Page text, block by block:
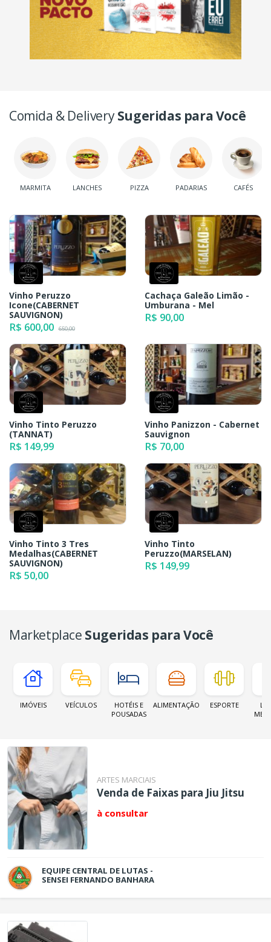
Comida & DeliverySugeridas para Você
MARMITA LANCHES PIZZA PADARIAS CAFÉS
Vinho Peruzzo
Icone(CABERNET
SAUVIGNON)
R$ 600,00 650,00
Cachaça Galeão Limão -
Umburana - Mel
R$ 90,00
Vinho Tinto Peruzzo
(TANNAT)
R$ 149,99
Vinho Panizzon - Cabernet
Sauvignon
R$ 70,00
Vinho Tinto 3 Tres
Medalhas(CABERNET
SAUVIGNON)
R$ 50,00
Vinho Tinto
Peruzzo(MARSELAN)
R$ 149,99
Marketplace Sugeridas para Você
IMÓVEIS VEÍCULOS
HOTÉIS E
POUSADAS
ALIMENTAÇÃO ESPORTE
ARTES MARCIAIS
Venda de Faixas para Jiu Jitsu
à consultar
EQUIPE CENTRAL DE LUTAS -
SENSEI FERNANDO BANHARA